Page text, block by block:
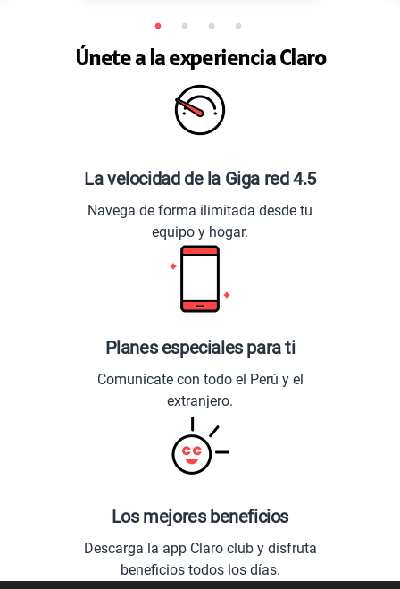
Únete a la experiencia Claro
La velocidad de la Giga red 4.5
Navega de forma ilimitada desde tu
equipo y hogar.
Planes especiales para ti
Comunícate con todo el Perú y el
extranjero.
Los mejores beneficios
Descarga la app Claro club y disfruta
beneficios todos los días.